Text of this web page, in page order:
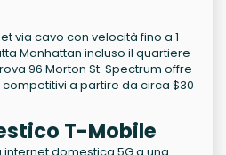
via cavo con velocità fino a 1
Manhattan incluso il quartiere
96 Morton St. Spectrum offre
a partire da circa $30
T-Mobile